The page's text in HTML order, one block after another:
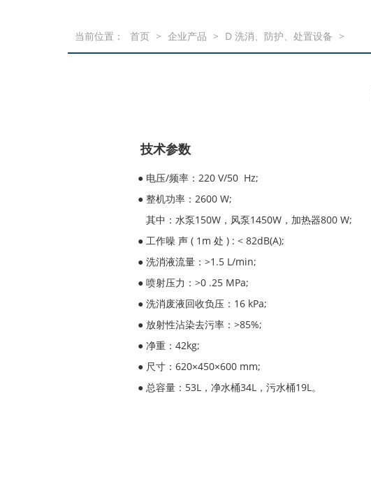
当前位置： 首页 > 企业产品 > D 洗消、防护、处置设备 >
技术参数
● 电压/频率：220 V/50 Hz;
● 整机功率：2600 W;
其中：水泵150W，风泵1450W，加热器800 W;
● 工作噪 声 ( 1m 处 ) : < 82dB(A);
● 洗消液流量：>1.5 L/min;
● 喷射压力：>0 .25 MPa;
● 洗消废液回收负压：16 kPa;
● 放射性沾染去污率：>85%;
● 净重：42kg;
● 尺寸：620×450×600 mm;
● 总容量：53L，净水桶34L，污水桶19L。